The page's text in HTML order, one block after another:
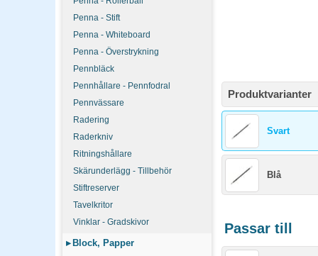
Penna - Stift
Penna - Whiteboard
Penna - Överstrykning
Pennbläck
Pennhållare - Pennfodral
Pennvässare
Radering
Raderkniv
Ritningshållare
Skärunderlägg - Tillbehör
Stiftreserver
Tavelkritor
Vinklar - Gradskivor
▸ Block, Papper
Produktvarianter
Svart
Blå
Passar till